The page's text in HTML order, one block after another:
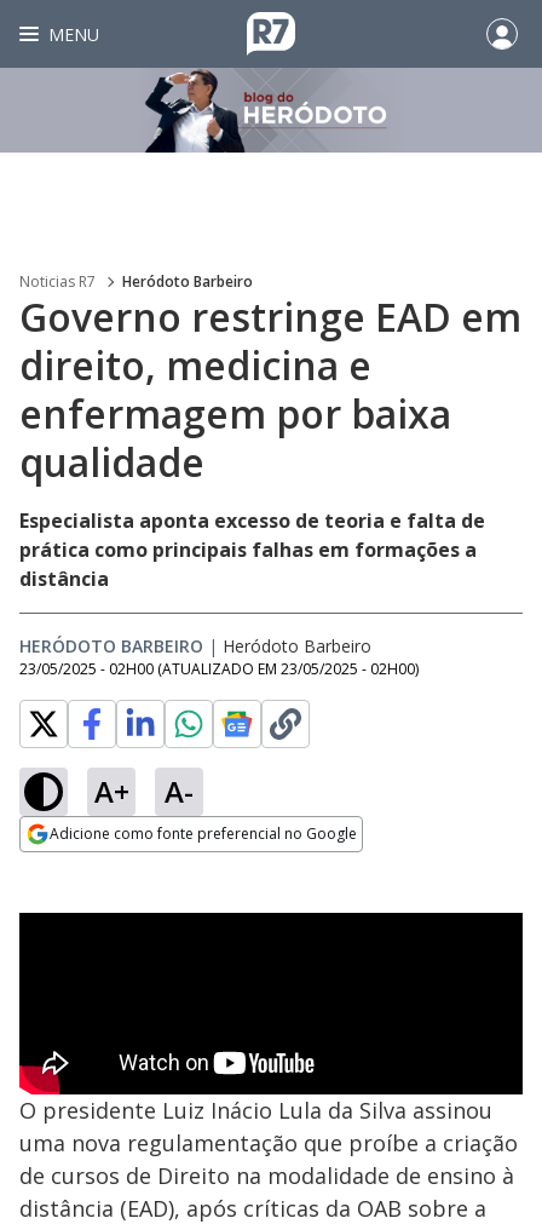
MENU
Noticias R7 Heródoto Barbeiro
Governo restringe EAD em
direito, medicina e
enfermagem por baixa
qualidade
Especialista aponta excesso de teoria e falta de
prática como principais falhas em formações a
distância
HERÓDOTO BARBEIRO | Heródoto Barbeiro
23/05/2025 - 02H00 (ATUALIZADO EM 23/05/2025 - 02H00)
A+ A-
Adicione como fonte preferencial no Google
O presidente Luiz Inácio Lula da Silva assinou
uma nova regulamentação que proíbe a criação
de cursos de Direito na modalidade de ensino à
distância (EAD), após críticas da OAB sobre a